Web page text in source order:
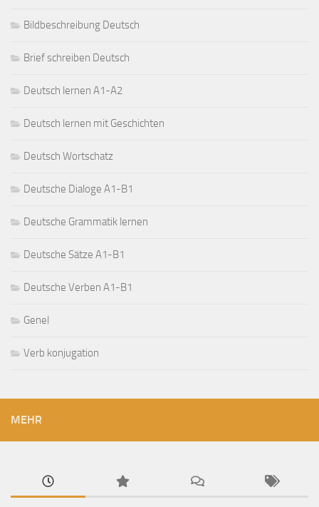
Bildbeschreibung Deutsch
Brief schreiben Deutsch
Deutsch lernen A1-A2
Deutsch lernen mit Geschichten
Deutsch Wortschatz
Deutsche Dialoge A1-B1
Deutsche Grammatik lernen
Deutsche Sätze A1-B1
Deutsche Verben A1-B1
Genel
Verb konjugation
MEHR